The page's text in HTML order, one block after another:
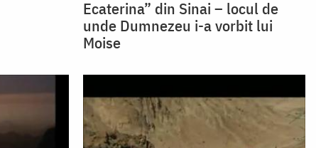
Ecaterina” din Sinai – locul de
unde Dumnezeu i-a vorbit lui
Moise